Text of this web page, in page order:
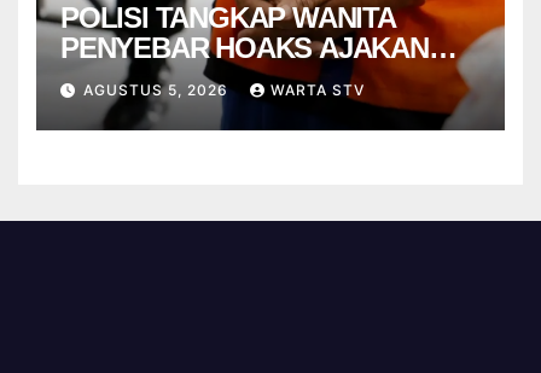
POLISI TANGKAP WANITA
PENYEBAR HOAKS AJAKAN
DEMO JELANG HUT RI
AGUSTUS 5, 2026 WARTA STV